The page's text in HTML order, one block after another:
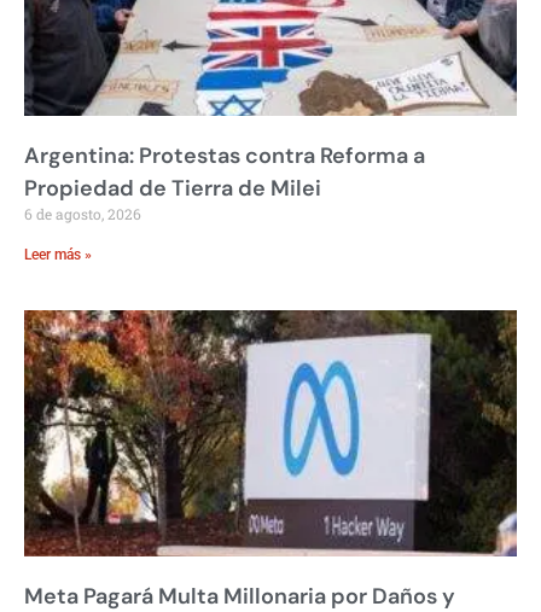
Argentina: Protestas contra Reforma a
Propiedad de Tierra de Milei
6 de agosto, 2026
Leer más »
Meta Pagará Multa Millonaria por Daños y